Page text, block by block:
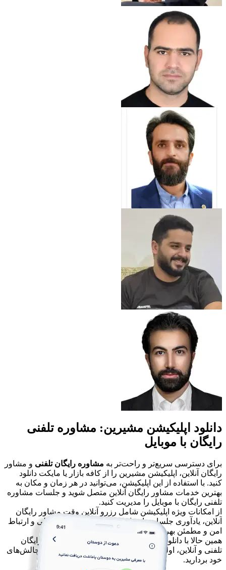
دانلود اپلیکیشن مشیرین: مشاوره تلفنی
رایگان با موبایل
برای دسترسی سریع‌تر و راحت‌تر به مشاوره رایگان تلفنی و مشاور
رایگان آنلاین، اپلیکیشن مشیرین را از کافه بازار یا مایکت دانلود
کنید. با استفاده از این اپلیکیشن، می‌توانید در هر زمان و مکان به
بهترین خدمات مشاور رایگان آنلاین متصل شوید و جلسات مشاوره
تلفنی رایگان با موبایل را مدیریت کنید.
از امکانات ویژه اپلیکیشن شامل رزرو آنلاین وقت مشاور رایگان
آنلاین، یادآوری جلسات، ارزیابی مستندات گفتگوهای قبلی و ارتباط
امن و مطمئن بهره‌مند شوید.
همین حالا با دانلود
اپلیکیشن مشیرین ، از طریق مشاوره رایگان
تلفنی و آنلاین، اولین قدم را برای تصمیم‌گیری بهتر و حل چالش‌های
خود بردارید.